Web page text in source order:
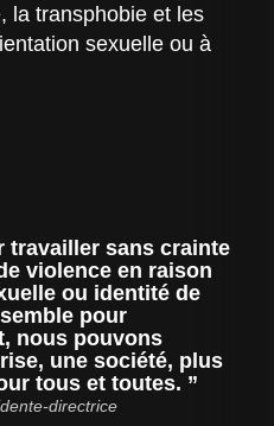
la transphobie et les
sexuelle ou à
travailler sans crainte
violence en raison
ou identité de
pour
nous pouvons
une société, plus
tous et toutes.
directrice